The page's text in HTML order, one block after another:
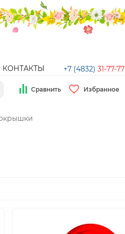
КОНТАКТЫ +7 (4832) 31-77-77
Сравнить Избранное